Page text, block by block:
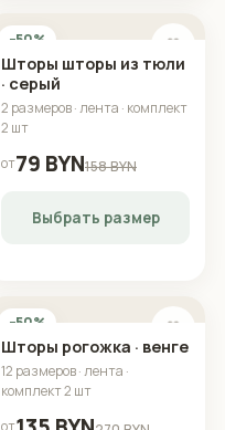
−50% 🤍
Шторы комплект
штора+тюль ·
бежевый
300×185 см · лента · комплект